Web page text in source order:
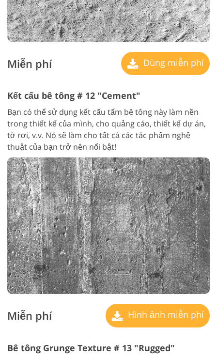
Miễn phí Dùng miễn phí
Kết cấu bê tông # 12 "Cement"
Bạn có thể sử dụng kết cấu tấm bê tông này làm nền
trong thiết kế của mình, cho quảng cáo, thiết kế dự án,
tờ rơi, v.v. Nó sẽ làm cho tất cả các tác phẩm nghệ
thuật của bạn trở nên nổi bật!
Miễn phí Hình ảnh miễn phí
Bê tông Grunge Texture # 13 "Rugged"